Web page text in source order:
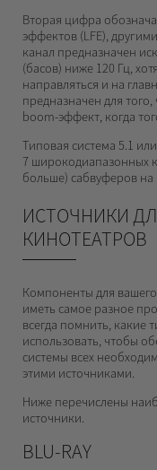
Вторая цифра
эффектов (LFE),
канал предназначен
(басов) ниже 120 Гц,
направляться и на
предназначен для
boom-эффект, когда
Типовая система 5.1
7 широкодиапазонных
больше) сабвуферов на
ИСТОЧНИКИ
КИНОТЕАТРОВ
Компоненты для
иметь самое разное
всегда помнить, какие
использовать, чтобы
системы всех
этими источниками.
Ниже перечислены
источники.
BLU-RAY